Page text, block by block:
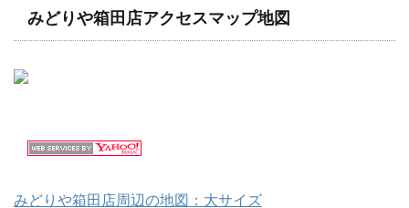
みどりや箱田店アクセスマップ地図
みどりや箱田店周辺の地図：大サイズ